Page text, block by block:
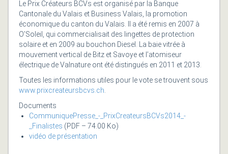
Le Prix Créateurs BCVs est organisé par la Banque
Cantonale du Valais et Business Valais, la promotion
économique du canton du Valais. Il a été remis en 2007 à
O’Soleil, qui commercialisait des lingettes de protection
solaire et en 2009 au bouchon Diesel. La baie vitrée à
mouvement vertical de Bitz et Savoye et l’atomiseur
électrique de Valnature ont été distingués en 2011 et 2013.
Toutes les informations utiles pour le vote se trouvent sous
www.prixcreateursbcvs.ch
Documents
CommuniquePresse_-_PrixCreateursBCVs2014_-
_Finalistes (PDF – 74.00 Ko)
vidéo de présentation